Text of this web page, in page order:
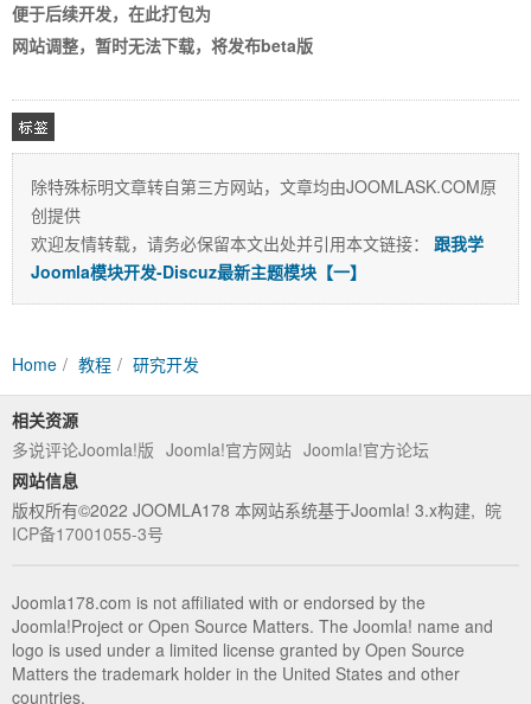
便于后续开发，在此打包为
网站调整，暂时无法下载，将发布beta版
相关
标
除特殊标明文章转自第三方网站，文章均由JOOMLASK.COM原
创提供
欢迎友情转载，请务必保留本文出处并引用本文链接：
跟我学
Joomla模块开发-Discuz最新主题模块【一】
Home 教程 研究开发
相关资源
多说评论Joomla!版 Joomla!官方网站 Joomla!官方论坛
网站信息
版权所有©2022 JOOMLA178 本网站系统基于Joomla! 3.x构建, 皖
ICP备17001055-3号
Joomla178.com is not affiliated with or endorsed by the
Joomla!Project or Open Source Matters. The Joomla! name and
logo is used under a limited license granted by Open Source
Matters the trademark holder in the United States and other
countries.